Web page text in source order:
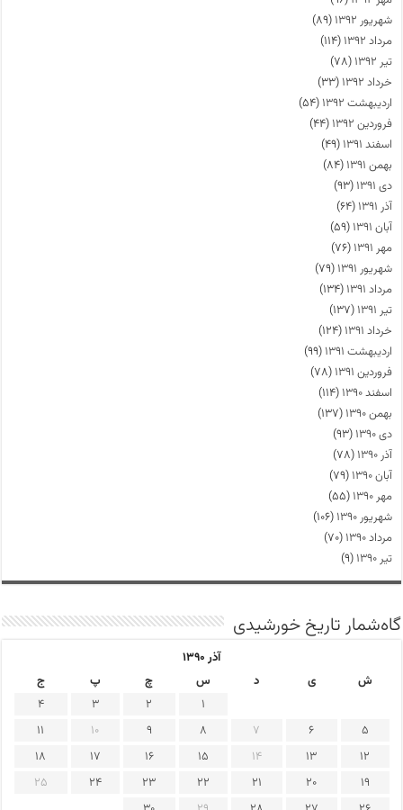
شهریور ۱۳۹۲
(۸۹)
مرداد ۱۳۹۲
(۱۱۴)
تیر ۱۳۹۲
(۷۸)
خرداد ۱۳۹۲
(۳۳)
اردیبهشت ۱۳۹۲
(۵۴)
فروردین ۱۳۹۲
(۴۴)
اسفند ۱۳۹۱
(۴۹)
بهمن ۱۳۹۱
(۸۴)
دی ۱۳۹۱
(۹۳)
آذر ۱۳۹۱
(۶۴)
آبان ۱۳۹۱
(۵۹)
مهر ۱۳۹۱
(۷۶)
شهریور ۱۳۹۱
(۷۹)
مرداد ۱۳۹۱
(۱۳۴)
تیر ۱۳۹۱
(۱۳۷)
خرداد ۱۳۹۱
(۱۲۴)
اردیبهشت ۱۳۹۱
(۹۹)
فروردین ۱۳۹۱
(۷۸)
اسفند ۱۳۹۰
(۱۱۴)
بهمن ۱۳۹۰
(۱۳۷)
دی ۱۳۹۰
(۹۳)
آذر ۱۳۹۰
(۷۸)
آبان ۱۳۹۰
(۷۹)
مهر ۱۳۹۰
(۵۵)
شهریور ۱۳۹۰
(۱۰۶)
مرداد ۱۳۹۰
(۷۰)
تیر ۱۳۹۰
(۹)
گاه‌شمار تاریخ خورشیدی
آذر ۱۳۹۰
ش
ی د س چ پ
ج
1
2
3
4
5
6
7
8
9
10
11
12
13
14
15
16
17
18
19
20
21
22
23
24
25